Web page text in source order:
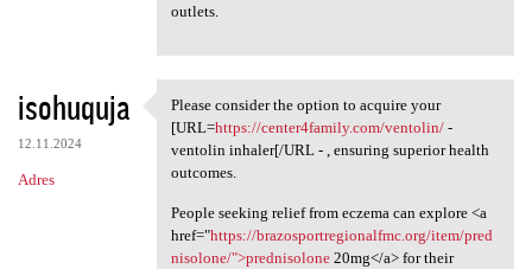
outlets.
isohuquja
12.11.2024
Adres
Please consider the option to
Please consider the option to acquire your
[URL=https://center4family.com/ventolin/-
ventolin inhaler[/URL - , ensuring superior health
outcomes.
People seeking relief from eczema can explore <a
href="https://brazosportregionalfmc.org/item/pred
nisolone/">prednisolone20mg</a> for their